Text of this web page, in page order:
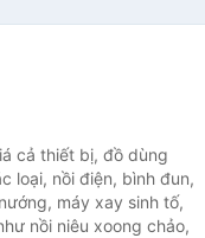
cả thiết bị, đồ dùng
loại, nồi điện, bình đun,
máy xay sinh tố,
nồi niêu xoong chảo,